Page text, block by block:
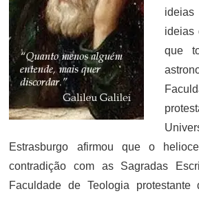
ideias
ideias
que
Estrasburgo afirmou que o
contradição com as Sagradas
Faculdade de Teologia protestante